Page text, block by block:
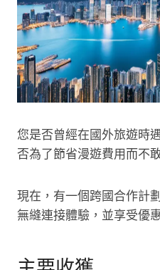
您是否曾經在國外旅遊時
否為了節省漫遊費用而不
現在，有一個跨國合作計
無縫連接體驗，並享受優